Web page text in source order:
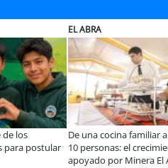
De una cocina familiar a un equipo de
10 personas: el crecimiento de Inkillay
apoyado por Minera El Abra